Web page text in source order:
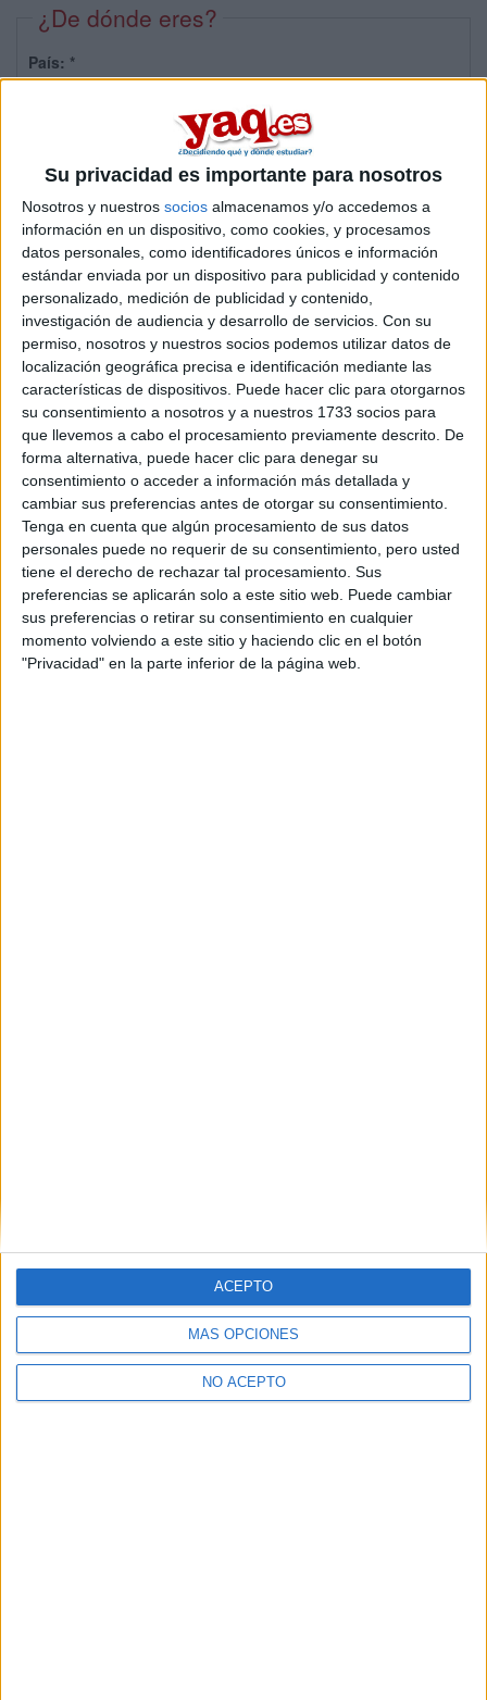
Su privacidad es importante para nosotros
Nosotros y nuestros socios almacenamos y/o accedemos a
información en un dispositivo, como cookies, y procesamos
datos personales, como identificadores únicos e información
estándar enviada por un dispositivo para publicidad y contenido
personalizado, medición de publicidad y contenido,
investigación de audiencia y desarrollo de servicios. Con su
permiso, nosotros y nuestros socios podemos utilizar datos de
localización geográfica precisa e identificación mediante las
características de dispositivos. Puede hacer clic para otorgarnos
su consentimiento a nosotros y a nuestros 1733 socios para
que llevemos a cabo el procesamiento previamente descrito. De
forma alternativa, puede hacer clic para denegar su
consentimiento o acceder a información más detallada y
cambiar sus preferencias antes de otorgar su consentimiento.
Tenga en cuenta que algún procesamiento de sus datos
personales puede no requerir de su consentimiento, pero usted
tiene el derecho de rechazar tal procesamiento. Sus
preferencias se aplicarán solo a este sitio web. Puede cambiar
sus preferencias o retirar su consentimiento en cualquier
momento volviendo a este sitio y haciendo clic en el botón
"Privacidad" en la parte inferior de la página web.
MÁS OPCIONES
NO ACEPTO
ACEPTO
¿De dónde eres?
País: *
Sobre ti
Soy:*
Chico
Chica
¿En qué año terminas (o terminaste) bachillerato o FP?
Soy estudiante de:*
Términos y Condiciones de Uso
Aceptolos Términos y Condicionesde uso*
Y como regalo de agradecimiento, por registrarte te daremos
gratis una copia de nuestro ebook con 100 consejos para tu
primer año de universidad